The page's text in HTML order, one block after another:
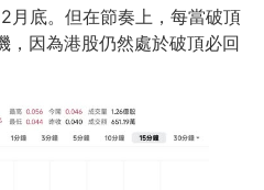
月底。但在節奏上，每當破頂
，因為港股仍然處於破頂必回